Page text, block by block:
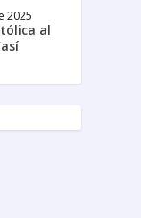
2025
al